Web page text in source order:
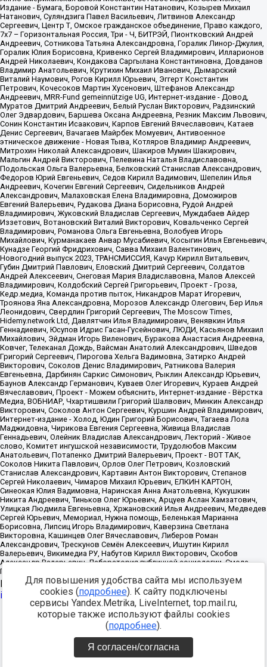
Источник:https://minjust.gov.ru/uploaded/files/reestr-
inostrannyih-agentov-22-03-2024.pdfданные на22.03.2024
Разработка -
Для повышения удобства сайта мы используем
cookies (подробнее). К сайту подключены
сервисы Yandex.Metrika, LiveInternet, top.mail.ru,
которые также используют файлы cookies
(подробнее).
Я согласен/согласна